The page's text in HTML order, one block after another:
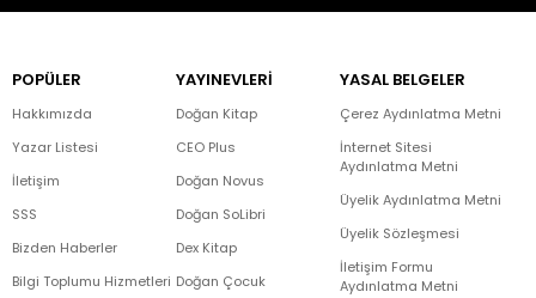
POPÜLER
Hakkımızda
Yazar Listesi
İletişim
SSS
Bizden Haberler
Bilgi Toplumu Hizmetleri
YAYINEVLERİ
Doğan Kitap
CEO Plus
Doğan Novus
Doğan SoLibri
Dex Kitap
Doğan Çocuk
YASAL BELGELER
Çerez Aydınlatma Metni
İnternet Sitesi
Aydınlatma Metni
Üyelik Aydınlatma Metni
Üyelik Sözleşmesi
İletişim Formu
Aydınlatma Metni